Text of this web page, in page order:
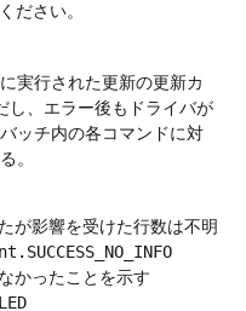
ださい。
実行された更新の更新カ
し、エラー後もドライバが
ッチ内の各コマンドに対
。
が影響を受けた行数は不明
かったことを示す